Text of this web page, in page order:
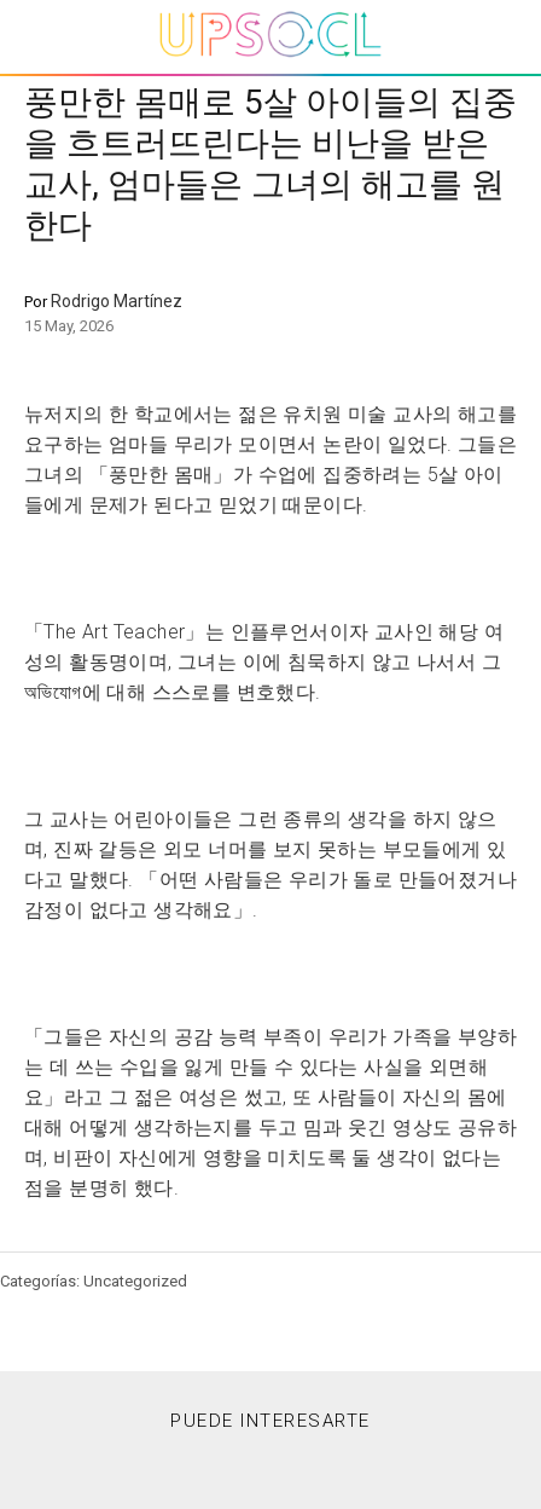
풍만한 몸매로 5살 아이들의 집중
을 흐트러뜨린다는 비난을 받은
교사, 엄마들은 그녀의 해고를 원
한다
Por Rodrigo Martínez
15 May, 2026
뉴저지의 한 학교에서는 젊은 유치원 미술 교사의 해고를
요구하는 엄마들 무리가 모이면서 논란이 일었다. 그들은
그녀의 「풍만한 몸매」가 수업에 집중하려는 5살 아이
들에게 문제가 된다고 믿었기 때문이다.
「The Art Teacher」는 인플루언서이자 교사인 해당 여
성의 활동명이며, 그녀는 이에 침묵하지 않고 나서서 그
অভিযোগ에 대해 스스로를 변호했다.
그 교사는 어린아이들은 그런 종류의 생각을 하지 않으
며, 진짜 갈등은 외모 너머를 보지 못하는 부모들에게 있
다고 말했다. 「어떤 사람들은 우리가 돌로 만들어졌거나
감정이 없다고 생각해요」.
「그들은 자신의 공감 능력 부족이 우리가 가족을 부양하
는 데 쓰는 수입을 잃게 만들 수 있다는 사실을 외면해
요」라고 그 젊은 여성은 썼고, 또 사람들이 자신의 몸에
대해 어떻게 생각하는지를 두고 밈과 웃긴 영상도 공유하
며, 비판이 자신에게 영향을 미치도록 둘 생각이 없다는
점을 분명히 했다.
Categorías: Uncategorized
PUEDE INTERESARTE